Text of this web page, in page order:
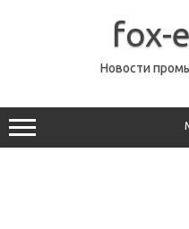
fox-
Новости